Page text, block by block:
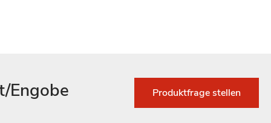
Engobe Produktfrage stellen